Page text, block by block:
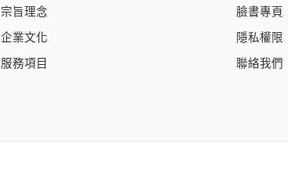
宗旨理念
企業文化
服務項目
臉書專頁
隱私權限
聯絡我們